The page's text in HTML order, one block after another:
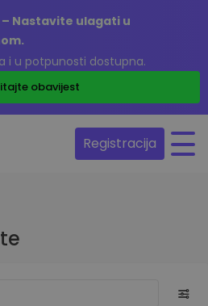
Nastavite ulagati u
i u potpunosti dostupna.
obavijest
Registracija